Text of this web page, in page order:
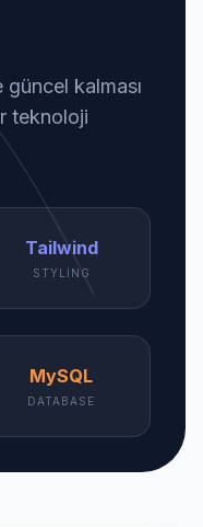
kalması
teknoloji
Tailwind
STYLING
MySQL
DATABASE